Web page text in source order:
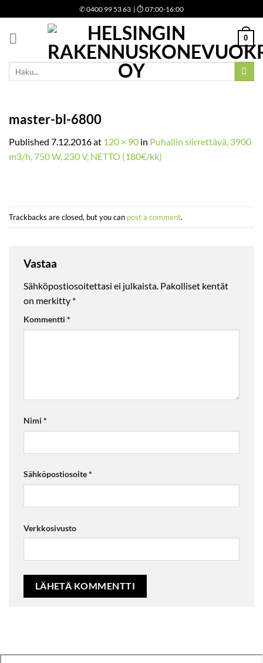
to
content
✆0400 99 53 63 | ⏱ 07:00-16:00
0
Etsi:
master-bl-6800
Published 7.12.2016at 120 × 90 in Puhallin siirrettävä, 3900
m3/h, 750 W, 230 V, NETTO (180€/kk)
Trackbacks are closed, but you can post a comment.
Vastaa
Sähköpostiosoitettasi ei julkaista. Pakolliset kentät
on merkitty *
Kommentti *
Nimi *
Sähköpostiosoite*
Verkkosivusto